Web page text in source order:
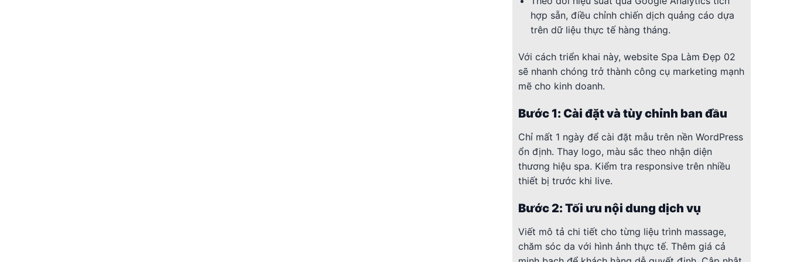
hợp sẵn, điều chỉnh chiến dịch quảng cáo dựa
trên dữ liệu thực tế hàng tháng.
Với cách triển khai này, website Spa Làm Đẹp 02
sẽ nhanh chóng trở thành công cụ marketing mạnh
mẽ cho kinh doanh.
Bước 1: Cài đặt và tùy chỉnh ban đầu
Chỉ mất 1 ngày để cài đặt mẫu trên nền WordPress
ổn định. Thay logo, màu sắc theo nhận diện
thương hiệu spa. Kiểm tra responsive trên nhiều
thiết bị trước khi live.
Bước 2: Tối ưu nội dung dịch vụ
Viết mô tả chi tiết cho từng liệu trình massage,
chăm sóc da với hình ảnh thực tế. Thêm giá cả